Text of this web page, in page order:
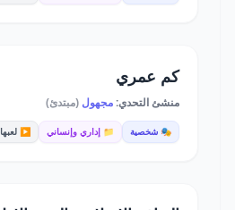
كم عمري
منشئ التحدي:مجهول (مبتدئ)
🎭 شخصية 📁 إداري وإنساني ▶️ لعبها 17